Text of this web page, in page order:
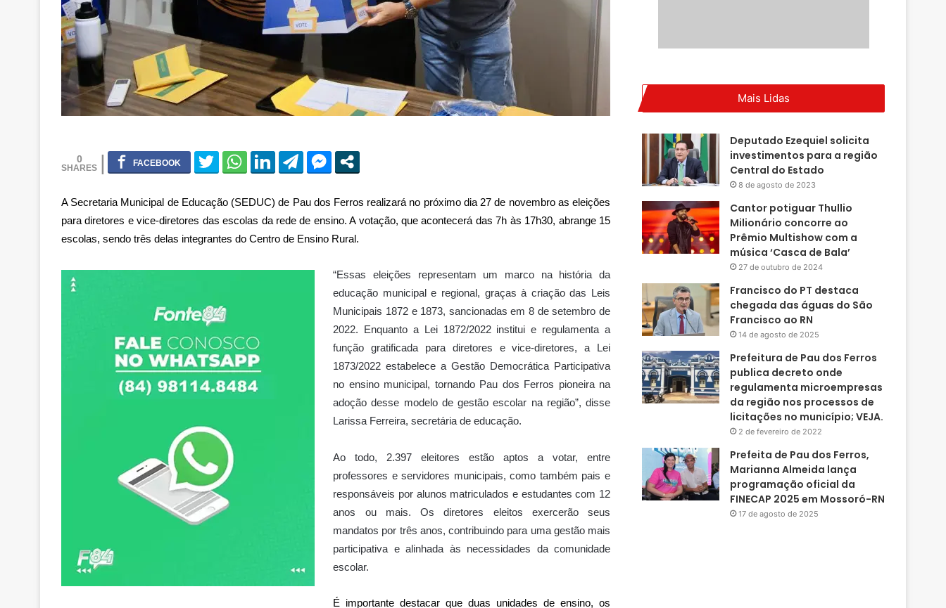
0
A Secretaria Municipal de Educação (SEDUC) de Pau dos Ferros realizará no próximo dia 27 de novembro as eleições
para diretores e vice-diretores das escolas da rede de ensino. A votação, que acontecerá das 7h às 17h30, abrange 15
escolas, sendo três delas integrantes do Centro de Ensino Rural.
“Essas eleições representam um marco na história da
educação municipal e regional, graças à criação das Leis
Municipais 1872 e 1873, sancionadas em 8 de setembro de
2022. Enquanto a Lei 1872/2022 institui e regulamenta a
função gratificada para diretores e vice-diretores, a Lei
1873/2022 estabelece a Gestão Democrática Participativa
no ensino municipal, tornando Pau dos Ferros pioneira na
adoção desse modelo de gestão escolar na região”, disse
Larissa Ferreira, secretária de educação.
Ao todo, 2.397 eleitores estão aptos a votar, entre
professores e servidores municipais, como também pais e
responsáveis por alunos matriculados e estudantes com 12
anos ou mais. Os diretores eleitos exercerão seus
mandatos por três anos, contribuindo para uma gestão mais
participativa e alinhada às necessidades da comunidade
escolar.
É importante destacar que duas unidades de ensino, os
Mais Lidas
Deputado Ezequiel solicita
investimentos para a região
Central do Estado
8 de agosto de 2023
Cantor potiguar Thullio
Milionário concorre ao
Prêmio Multishow com a
música ‘Casca de Bala’
27 de outubro de 2024
Francisco do PT destaca
chegada das águas do São
Francisco ao RN
14 de agosto de 2025
Prefeitura de Pau dos Ferros
publica decreto onde
regulamenta microempresas
da região nos processos de
licitações no município; VEJA.
2 de fevereiro de 2022
Prefeita de Pau dos Ferros,
Marianna Almeida lança
programação oficial da
FINECAP 2025 em Mossoró-RN
17 de agosto de 2025